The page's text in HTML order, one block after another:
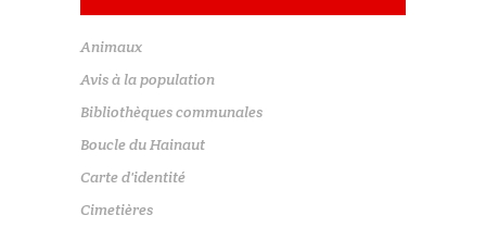
Animaux
Avis à la population
Bibliothèques communales
Boucle du Hainaut
Carte d'identité
Cimetières